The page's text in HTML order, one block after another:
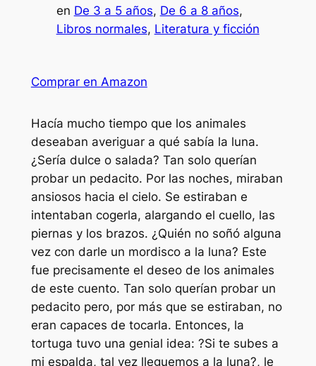
en De 3 a 5 años, De 6 a 8 años
Libros normales, Literatura y ficción
Comprar en Amazon
Hacía mucho tiempo que los animales
deseaban averiguar a qué sabía la luna.
¿Sería dulce o salada? Tan solo querían
probar un pedacito. Por las noches, miraban
ansiosos hacia el cielo. Se estiraban e
intentaban cogerla, alargando el cuello, las
piernas y los brazos. ¿Quién no soñó alguna
vez con darle un mordisco a la luna? Este
fue precisamente el deseo de los animales
de este cuento. Tan solo querían probar un
pedacito pero, por más que se estiraban, no
eran capaces de tocarla. Entonces, la
tortuga tuvo una genial idea: ?Si te subes a
mi espalda, tal vez lleguemos a la luna?, le